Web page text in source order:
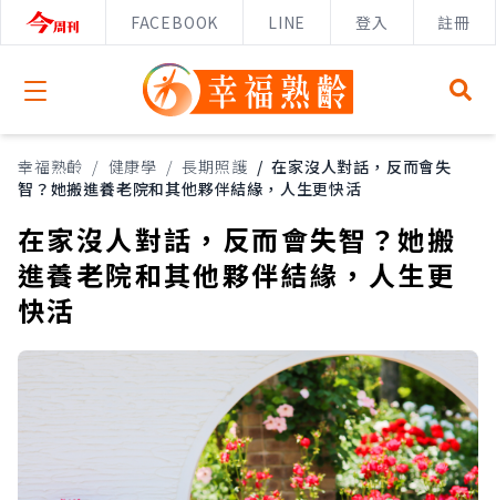
FACEBOOK LINE 登入 註冊
Open menu
幸福熟齡 / 健康學 / 長期照護 / 在家沒人對話，反而會失
智？她搬進養老院和其他夥伴結緣，人生更快活
在家沒人對話，反而會失智？她搬
進養老院和其他夥伴結緣，人生更
快活